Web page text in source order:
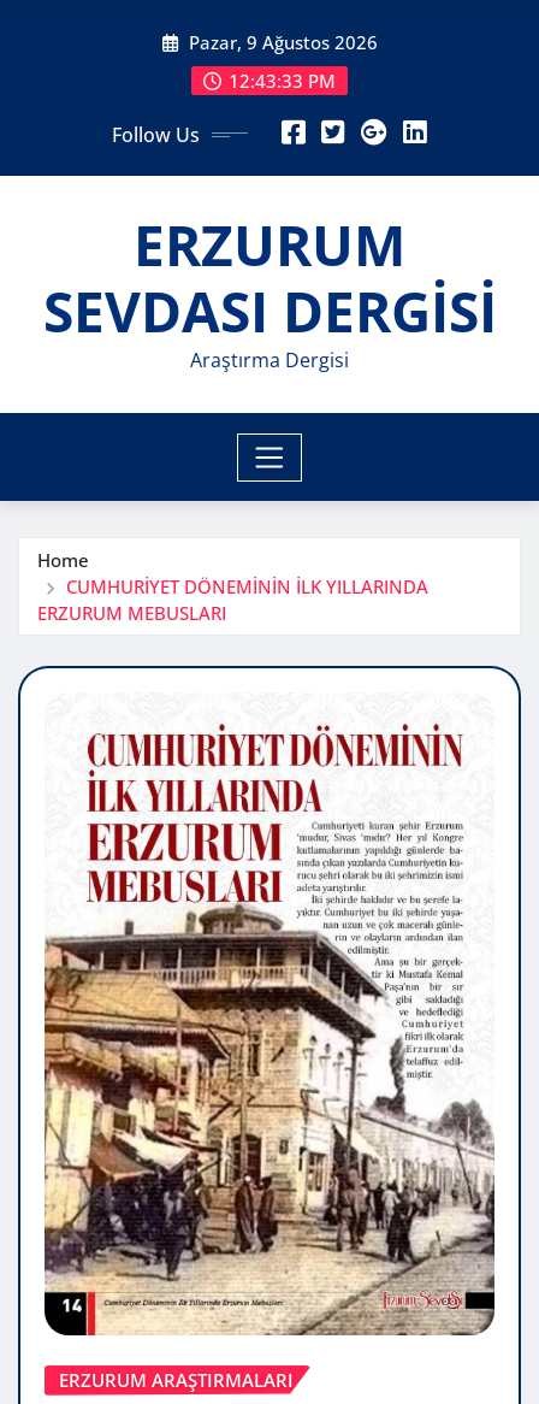
Pazar, 9 Ağustos 2026
12:43:35 PM
Follow Us
ERZURUM
SEVDASI DERGİSİ
Araştırma Dergisi
Home
CUMHURİYET DÖNEMİNİN İLK YILLARINDA
ERZURUM MEBUSLARI
ERZURUM ARAŞTIRMALARI